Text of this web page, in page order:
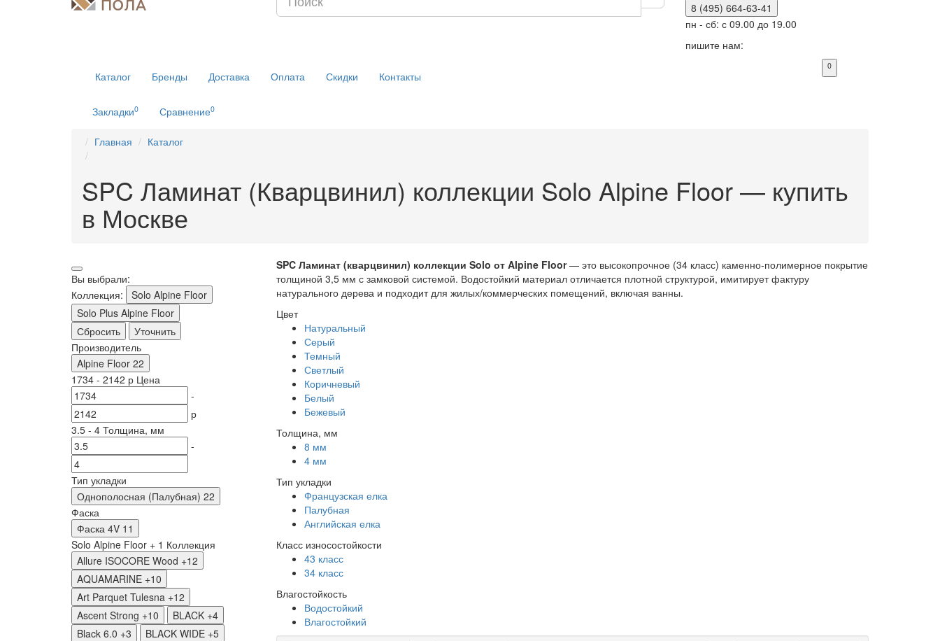
8 (495) 664-63-41
пн - сб: с 09.00 до 19.00
пишите нам:
Каталог Бренды Доставка Оплата Скидки Контакты
Закладки0 Сравнение0
0
Главная Каталог
SPC Ламинат (Кварцвинил) коллекции Solo Alpine Floor — купить
в Москве
Вы выбрали:
Коллекция:
Solo Alpine Floor
Solo Plus Alpine Floor
Сбросить
Уточнить
Производитель
Alpine Floor 22
1734 - 2142 р Цена
-
р
3.5 - 4 Толщина, мм
-
Тип укладки
Однополосная (Палубная) 22
Фаска
Фаска 4V 11
Solo Alpine Floor + 1 Коллекция
Allure ISOCORE Wood +12
AQUAMARINE +10
Art Parquet Tulesna +12
Ascent Strong +10 BLACK +4
Black 6.0 +3 BLACK WIDE +5
SPC Ламинат (кварцвинил) коллекции Solo от Alpine Floor— это высокопрочное (34 класс) каменно-полимерное покрытие
толщиной 3,5 мм с замковой системой. Водостойкий материал отличается плотной структурой, имитирует фактуру
натурального дерева и подходит для жилых/коммерческих помещений, включая ванны.
Цвет
Натуральный
Серый
Темный
Светлый
Коричневый
Белый
Бежевый
Толщина, мм
8 мм
4 мм
Тип укладки
Французская елка
Палубная
Английская елка
Класс износостойкости
43 класс
34 класс
Влагостойкость
Водостойкий
Влагостойкий